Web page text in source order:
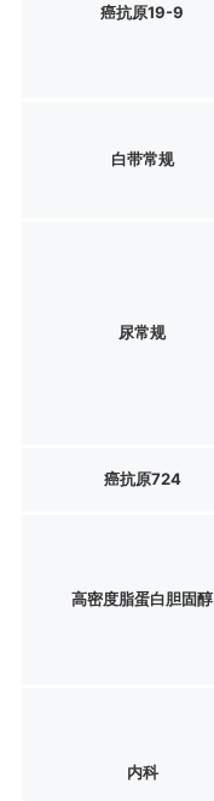
癌抗原19-9
白带常规
尿常规
癌抗原724
高密度脂蛋白胆固醇
内科